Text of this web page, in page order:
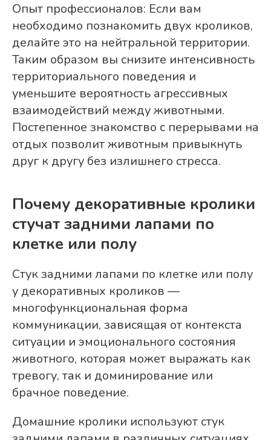
Опыт профессионалов: Если вам
необходимо познакомить двух кроликов,
делайте это на нейтральной территории.
Таким образом вы снизите интенсивность
территориального поведения и
уменьшите вероятность агрессивных
взаимодействий между животными.
Постепенное знакомство с перерывами на
отдых позволит животным привыкнуть
друг к другу без излишнего стресса.
Почему декоративные кролики
стучат задними лапами по
клетке или полу
Стук задними лапами по клетке или полу
у декоративных кроликов —
многофункциональная форма
коммуникации, зависящая от контекста
ситуации и эмоционального состояния
животного, которая может выражать как
тревогу, так и доминирование или
брачное поведение.
Домашние кролики используют стук